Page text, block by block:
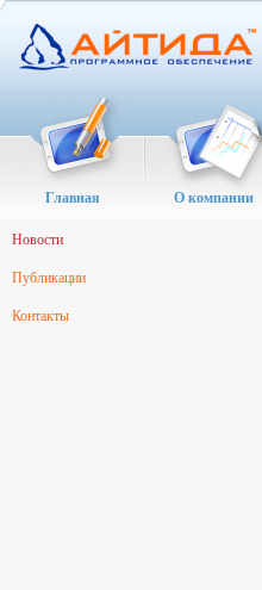
Главная О компании
Новости
Публикации
Контакты